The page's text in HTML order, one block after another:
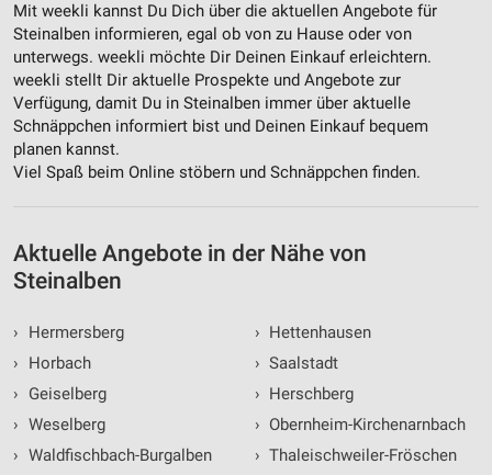
Mit weekli kannst Du Dich über die aktuellen Angebote für
Steinalben informieren, egal ob von zu Hause oder von
unterwegs. weekli möchte Dir Deinen Einkauf erleichtern.
weekli stellt Dir aktuelle Prospekte und Angebote zur
Verfügung, damit Du in Steinalben immer über aktuelle
Schnäppchen informiert bist und Deinen Einkauf bequem
planen kannst.
Viel Spaß beim Online stöbern und Schnäppchen finden.
Aktuelle Angebote in der Nähe von
Steinalben
›
Hermersberg
›
Horbach
›
Geiselberg
› Weselberg
› Waldfischbach-Burgalben
› Hettenhausen
› Saalstadt
› Herschberg
› Obernheim-Kirchenarnbach
› Thaleischweiler-Fröschen
IAB-Verarbeitungszwecke:
Speichern von oder Zugriff auf Informationen
auf einem Endgerät
Verwendung reduzierter Daten zur Auswahl von
Werbeanzeigen
Erstellung von Profilen für personalisierte
personalisierter Werbung
Verwendung von Profilen zur Auswahl
personalisierter Inhalte
Messung der Werbeleistung